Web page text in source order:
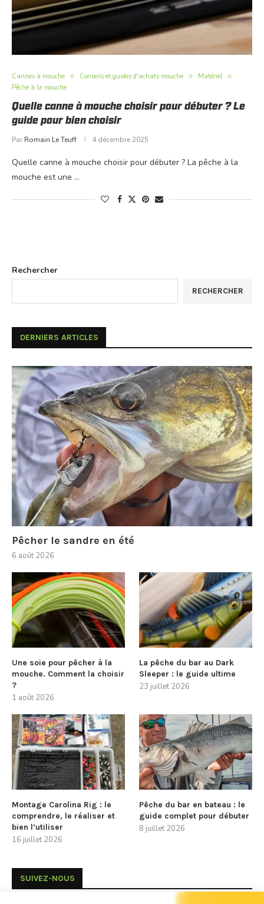
Cannes à mouche Conseils et guides d'achats mouche
Matériel
Pêche à la mouche
Quelle canne à mouche choisir pour débuter ? Le
guide pour bien choisir
Par Romain Le Teuff 4 décembre 2025
Quelle canne à mouche choisir pour débuter ? La pêche à la
mouche est une …
Rechercher
RECHERCHER
DERNIERS ARTICLES
Pêcher le sandre en été
6 août 2026
Une soie pour pêcher à la
mouche. Comment la choisir
?
1 août 2026
La pêche du bar au Dark
Sleeper : le guide ultime
23 juillet 2026
Montage Carolina Rig : le
comprendre, le réaliser et
bien l’utiliser
16 juillet 2026
Pêche du bar en bateau : le
guide complet pour débuter
8 juillet 2026
SUIVEZ-NOUS